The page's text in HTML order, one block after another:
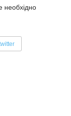
необхідно